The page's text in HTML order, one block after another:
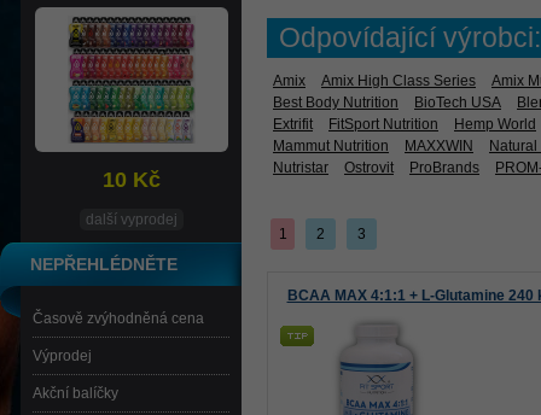
Odpovídající výrobci:
Amix Amix High Class Series
Amix
Best Body Nutrition
BioTech USA
Extrifit
FitSport Nutrition
Hemp World
Mammut Nutrition
MAXXWIN
Nutristar
Ostrovit ProBrands
1 2 3
BCAA MAX 4:1:1 + L-Glutamine 240
10 Kč
další vyprodej
NEPŘEHLÉDNĚTE
Časově zvýhodněná cena
Výprodej
Akční balíčky